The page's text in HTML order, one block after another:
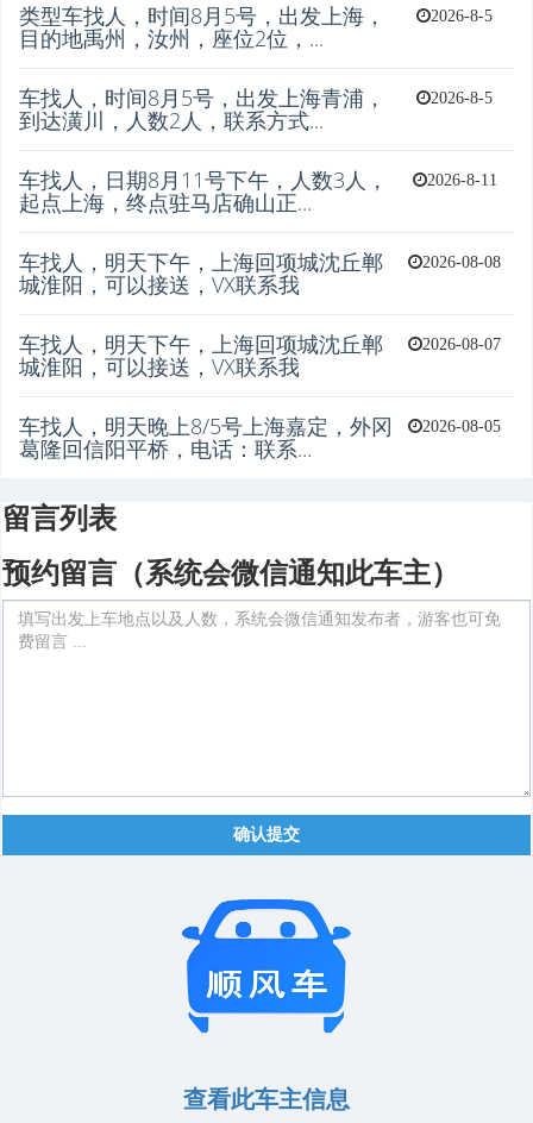
2026-8-5
类型车找人，时间8月5号，出发上海，
目的地禹州，汝州，座位2位，...
2026-8-5
车找人，时间8月5号，出发上海青浦，
到达潢川，人数2人，联系方式...
2026-8-11
车找人，日期8月11号下午，人数3人，
起点上海，终点驻马店确山正...
2026-08-08
车找人，明天下午，上海回项城沈丘郸
城淮阳，可以接送，VX联系我
2026-08-07
车找人，明天下午，上海回项城沈丘郸
城淮阳，可以接送，VX联系我
2026-08-05
车找人，明天晚上8/5号上海嘉定，外冈
葛隆回信阳平桥，电话：联系...
留言列表
预约留言（系统会微信通知此车主）
确认提交
查看此车主信息